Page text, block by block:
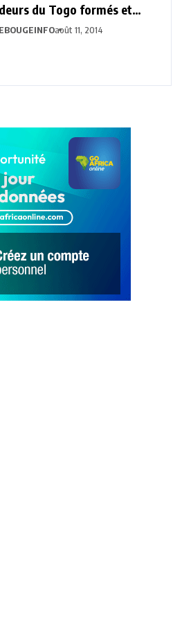
du Togo formés et
par «L’ONG » Vision
août 11, 2014